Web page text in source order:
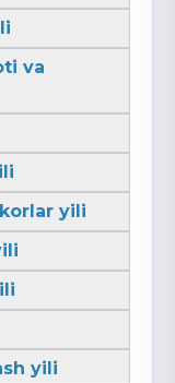
va
yili
yili